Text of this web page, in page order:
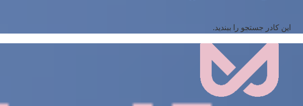
این کادر جستجو را ببندید.